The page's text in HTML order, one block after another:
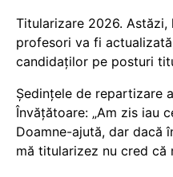
Titularizare 2026.
profesori va fi
candidaților pe posturi
Ședințele de repartizare
Învățătoare: „Am zis iau
Doamne-ajută, dar dacă
mă titularizez nu cred că